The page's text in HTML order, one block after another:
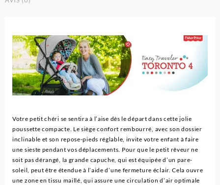
Votre petit chéri se sentira à l’aise dès le départ dans cette jolie
poussette compacte. Le siège confort rembourré, avec son dossier
inclinable et son repose-pieds réglable, invite votre enfant à faire
une sieste pendant vos déplacements. Pour que le petit rêveur ne
soit pas dérangé, la grande capuche, qui est équipée d’un pare-
soleil, peut être étendue à l’aide d’une fermeture éclair. Cela ouvre
une zone en tissu maillé, qui assure une circulation d’air optimale